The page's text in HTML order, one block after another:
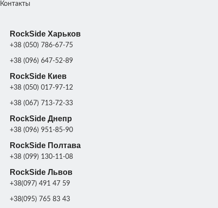
Контакты
RockSide Харьков
+38 (050) 786-67-75
+38 (096) 647-52-89
RockSide Киев
+38 (050) 017-97-12
+38 (067) 713-72-33
RockSide Днепр
+38 (096) 951-85-90
RockSide Полтава
+38 (099) 130-11-08
RockSide Львов
+38(097) 491 47 59
+38(095) 765 83 43